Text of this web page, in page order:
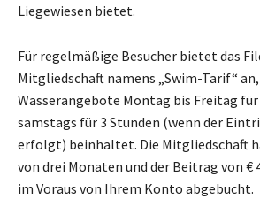
Liegewiesen bietet.
Für regelmäßige Besucher bietet das
Mitgliedschaft namens „Swim-Tarif“
Wasserangebote Montag bis Freitag für
samstags für 3 Stunden (wenn der
erfolgt) beinhaltet. Die Mitgliedschaft
von drei Monaten und der Beitrag von
im Voraus von Ihrem Konto abgebucht.